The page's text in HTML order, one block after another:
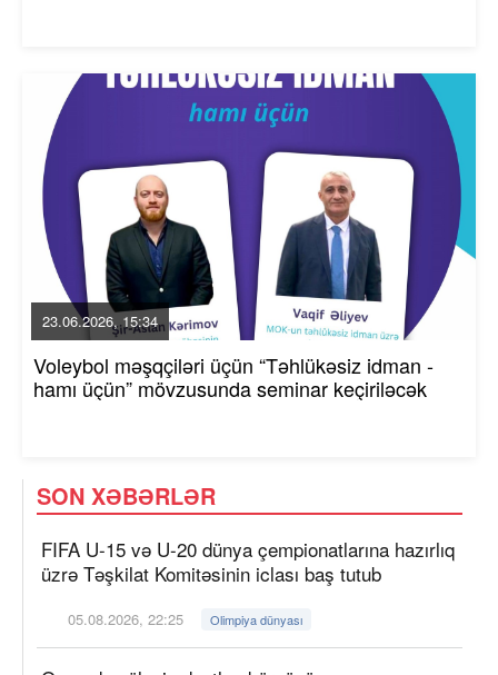
23.06.2026, 15:34
Voleybol məşqçiləri üçün “Təhlükəsiz idman -
hamı üçün” mövzusunda seminar keçiriləcək
SON XƏBƏRLƏR
FIFA U-15 və U-20 dünya çempionatlarına hazırlıq
üzrə Təşkilat Komitəsinin iclası baş tutub
05.08.2026, 22:25 Olimpiya dünyası